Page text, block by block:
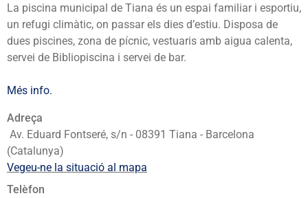
La piscina municipal de Tiana és un espai familiar i esportiu,
un refugi climàtic, on passar els dies d’estiu. Disposa de
dues piscines, zona de pícnic, vestuaris amb aigua calenta,
servei de Bibliopiscina i servei de bar.
Més info.
Adreça
Av. Eduard Fontseré, s/n - 08391 Tiana - Barcelona
(Catalunya)
Vegeu-ne la situació al mapa
Telèfon